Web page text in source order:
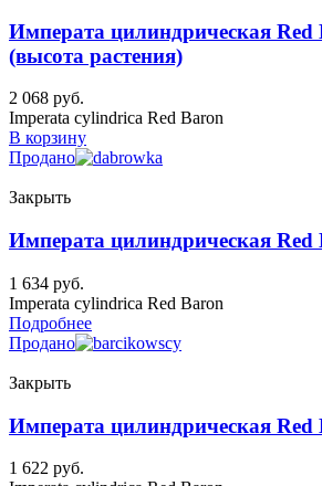
Императа цилиндрическая Red
(высота растения)
2 068 руб.
Imperata cylindrica Red Baron
В корзину
Продано
Закрыть
Императа цилиндрическая Red
1 634 руб.
Imperata cylindrica Red Baron
Подробнее
Продано
Закрыть
Императа цилиндрическая Red
1 622 руб.